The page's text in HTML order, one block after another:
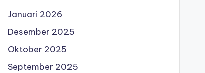
Januari 2026
Desember 2025
Oktober 2025
September 2025